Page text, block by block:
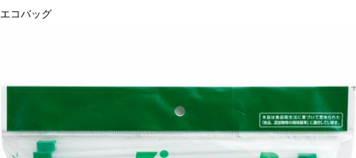
エコバッグ